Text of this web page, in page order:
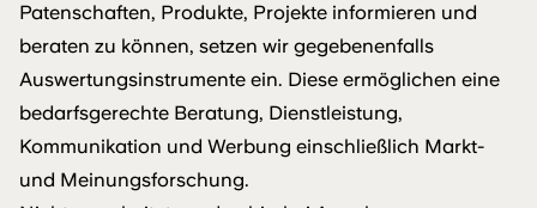
Patenschaften, Produkte, Projekte informieren und
beraten zu können, setzen wir gegebenenfalls
Auswertungsinstrumente ein. Diese ermöglichen eine
bedarfsgerechte Beratung, Dienstleistung,
Kommunikation und Werbung einschließlich Markt-
und Meinungsforschung.